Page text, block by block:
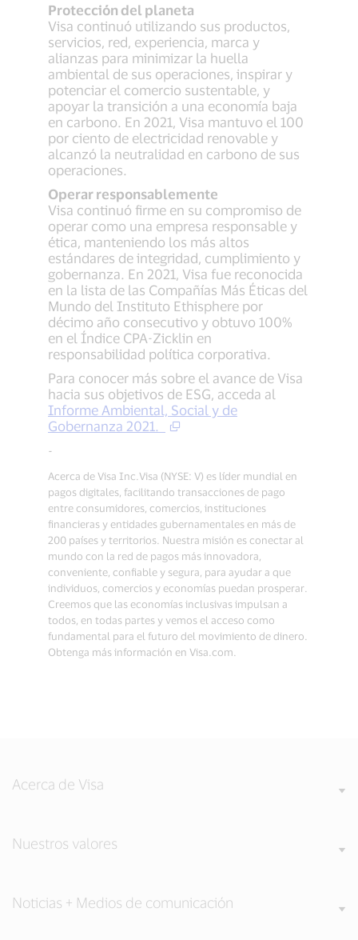
Protección del planeta
Visa continuó utilizando sus productos,
servicios, red, experiencia, marca y
alianzas para minimizar la huella
ambiental de sus operaciones, inspirar y
potenciar el comercio sustentable, y
apoyar la transición a una economía baja
en carbono. En 2021, Visa mantuvo el 100
por ciento de electricidad renovable y
alcanzó la neutralidad en carbono de sus
operaciones.
Operar responsablemente
Visa continuó firme en su compromiso de
operar como una empresa responsable y
ética, manteniendo los más altos
estándares de integridad, cumplimiento y
gobernanza. En 2021, Visa fue reconocida
en la lista de las Compañías Más Éticas del
Mundo del Instituto Ethisphere por
décimo año consecutivo y obtuvo 100%
en el Índice CPA-Zicklin en
responsabilidad política corporativa.
Para conocer más sobre el avance de Visa
hacia sus objetivos de ESG, acceda al
Informe Ambiental, Social y de
Gobernanza 2021.
-
Acerca de Visa Inc.Visa (NYSE: V) es líder mundial en
pagos digitales, facilitando transacciones de pago
entre consumidores, comercios, instituciones
financieras y entidades gubernamentales en más de
200 países y territorios. Nuestra misión es conectar al
mundo con la red de pagos más innovadora,
conveniente, confiable y segura, para ayudar a que
individuos, comercios y economías puedan prosperar.
Creemos que las economías inclusivas impulsan a
todos, en todas partes y vemos el acceso como
fundamental para el futuro del movimiento de dinero.
Obtenga más información en Visa.com.
Acerca de Visa
Nuestros valores
Noticias + Medios de comunicación